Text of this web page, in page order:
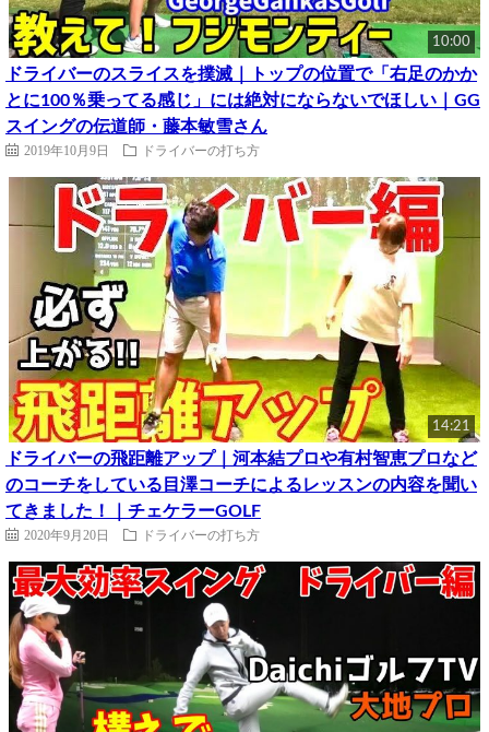
10:00
ドライバーのスライスを撲滅｜トップの位置で「右足のかか
とに100％乗ってる感じ」には絶対にならないでほしい｜GG
スイングの伝道師・藤本敏雪さん
2019年10月9日 ドライバーの打ち方
14:21
ドライバーの飛距離アップ｜河本結プロや有村智恵プロなど
のコーチをしている目澤コーチによるレッスンの内容を聞い
てきました！｜チェケラーGOLF
2020年9月20日 ドライバーの打ち方